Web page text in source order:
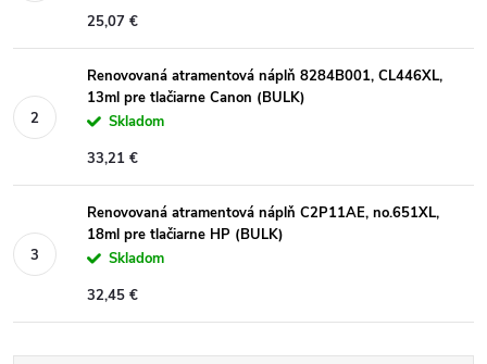
25,07 €
Renovovaná atramentová náplň 8284B001, CL446XL,
13ml pre tlačiarne Canon (BULK)
Skladom
33,21 €
Renovovaná atramentová náplň C2P11AE, no.651XL,
18ml pre tlačiarne HP (BULK)
Skladom
32,45 €